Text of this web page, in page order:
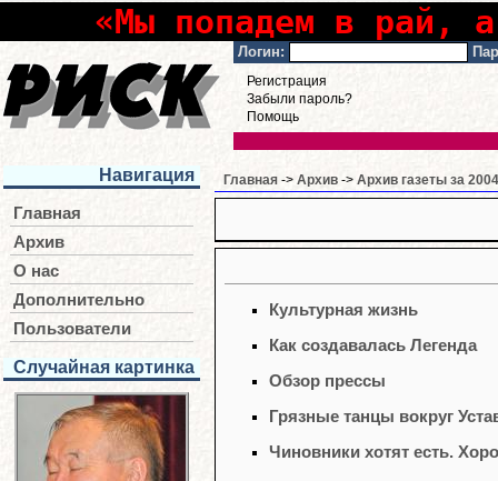
«Мы попадем в рай,
Логин:
Регистрация
Забыли пароль?
Помощь
Навигация
Главная
Архив
О нас
Дополнительно
Пользователи
Случайная картинка
Главная -> Архив -> Архив газеты за
Культурная жизнь
Как создавалась Легенда
Обзор прессы
Грязные танцы вокруг
Чиновники хотят есть.